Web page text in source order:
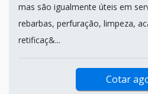
mas são igualmente úteis em
rebarbas, perfuração, limpeza,
retificaç&...
Cotar